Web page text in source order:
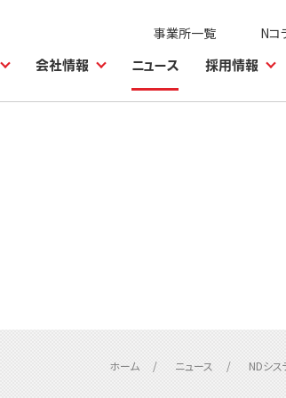
事業所一覧 Nコ
会社情報 ニュース 採用情報
ホーム ニュース NDシ